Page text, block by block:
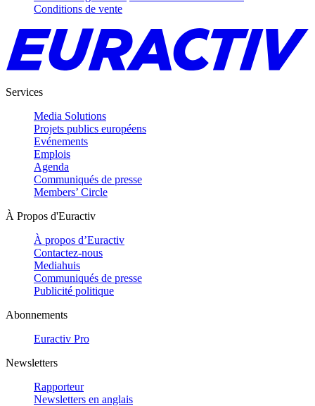
Conditions de vente
Services
Media Solutions
Projets publics européens
Evénements
Emplois
Agenda
Communiqués de presse
Members’ Circle
À Propos d'Euractiv
À propos d’Euractiv
Contactez-nous
Mediahuis
Communiqués de presse
Publicité politique
Abonnements
Euractiv Pro
Newsletters
Rapporteur
Newsletters en anglais